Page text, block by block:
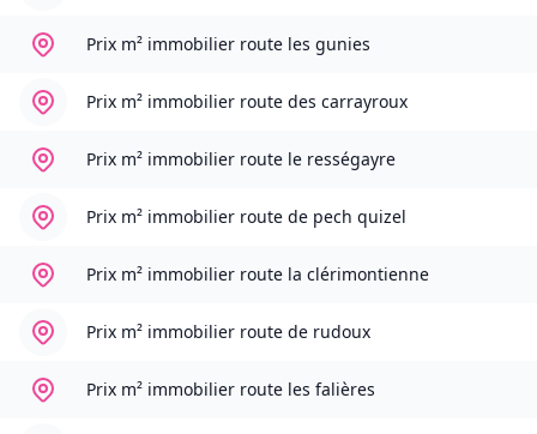
Prix m² immobilier route les gunies
Prix m² immobilier route des carrayroux
Prix m² immobilier route le rességayre
Prix m² immobilier route de pech quizel
Prix m² immobilier route la clérimontienne
Prix m² immobilier route de rudoux
Prix m² immobilier route les falières